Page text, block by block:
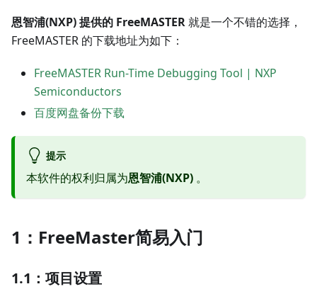
恩智浦(NXP) 提供的 FreeMASTER就是一个不错的选择，
FreeMASTER 的下载地址为如下：
FreeMASTER Run-Time Debugging Tool | NXP
Semiconductors
百度网盘备份下载
提示
本软件的权利归属为恩智浦(NXP) 。
1：FreeMaster简易入门
1.1：项目设置